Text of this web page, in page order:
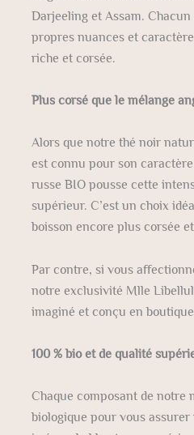
Darjeeling et Assam.
propres nuances et
riche et corsée.
Plus corsé que le mélange
Alors que notre thé noir
est connu pour son
russe BIO pousse cette
supérieur. C’est un choix
boisson encore plus corsée
Par contre, si vous
notre exclusivité Mlle
imaginé et conçu en
100 % bio et de qualité
Chaque composant de notre
biologique pour vous assurer